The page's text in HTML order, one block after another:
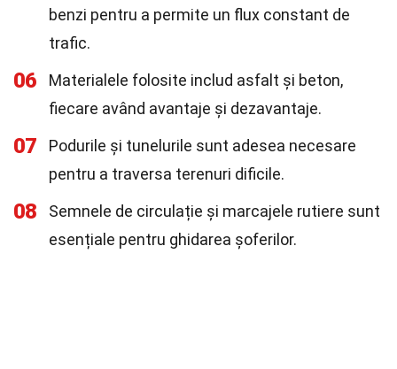
benzi pentru a permite un flux constant de
trafic.
06
Materialele folosite includ asfalt și beton,
fiecare având avantaje și dezavantaje.
07
Podurile și tunelurile sunt adesea necesare
pentru a traversa terenuri dificile.
08
Semnele de circulație și marcajele rutiere sunt
esențiale pentru ghidarea șoferilor.